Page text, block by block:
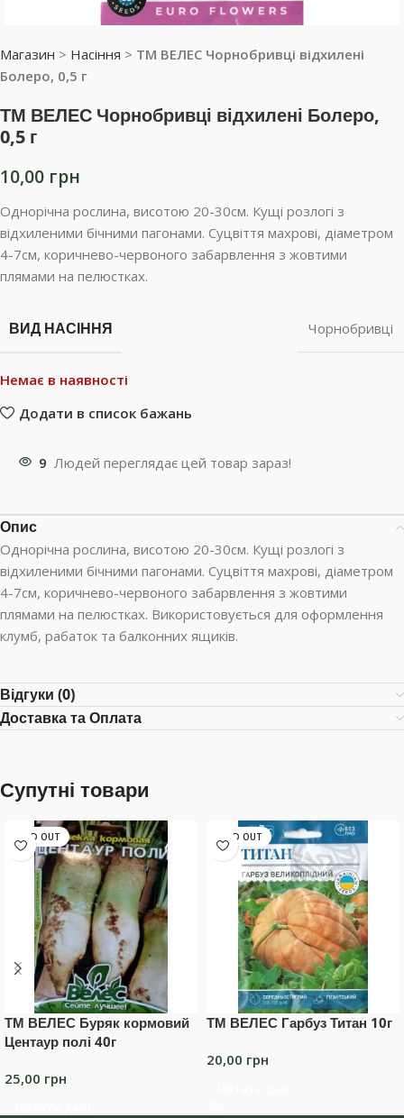
Магазин > Насіння > ТМ ВЕЛЕС Чорнобривці відхилені
Болеро, 0,5 г
ТМ ВЕЛЕС Чорнобривці відхилені Болеро,
0,5 г
10,00 грн
Однорічна рослина, висотою 20-30см. Кущі розлогі з
відхиленими бічними пагонами. Суцвіття махрові, діаметром
4-7см, коричнево-червоного забарвлення з жовтими
плямами на пелюстках.
ВИД НАСІННЯ Чорнобривці
Немає в наявності
Додати в список бажань
9 Людей переглядає цей товар зараз!
Опис
Однорічна рослина, висотою 20-30см. Кущі розлогі з
відхиленими бічними пагонами. Суцвіття махрові, діаметром
4-7см, коричнево-червоного забарвлення з жовтими
плямами на пелюстках. Використовується для оформлення
клумб, рабаток та балконних ящиків.
Відгуки (0)
Доставка та Оплата
Супутні товари
SOLD OUT
ТМ ВЕЛЕС Буряк кормовий
Центаур полі 40г
25,00 грн
SOLD OUT
ТМ ВЕЛЕС Гарбуз Титан 10г
20,00 грн